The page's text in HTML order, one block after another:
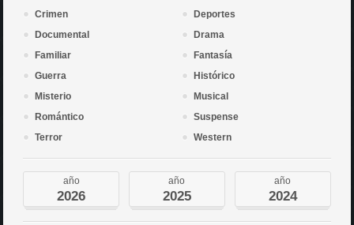
Crimen
Deportes
Documental
Drama
Familiar
Fantasía
Guerra
Histórico
Misterio
Musical
Romántico
Suspense
Terror
Western
año
2026
año
2025
año
2024